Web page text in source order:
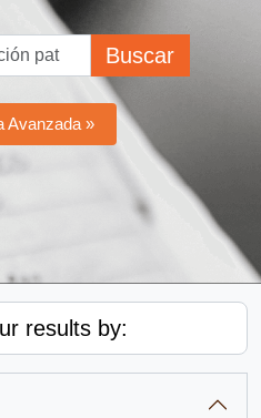
Buscar
Avanzada »
results by: